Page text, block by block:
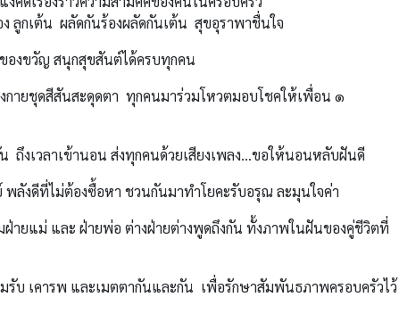
ลูกเต้น ผลัดกันร้องผลัดกันเต้น สุขอุราพาชื่นใจ
องขวัญ สนุกสุขสันต์ได้ครบทุกคน
ายชุดสีสันสะดุดตา ทุกคนมาร่วมโหวตมอบโชคให้เพื่อน ๑
ถึงเวลาเข้านอน ส่งทุกคนด้วยเสียงเพลง...ขอให้นอนหลับฝันดี
งดีที่ไม่ต้องซื้อหา ชวนกันมาทำโยคะรับอรุณ ละมุนใจค่า
ายแม่ และ ฝ่ายพ่อ ต่างฝ่ายต่างพูดถึงกัน ทั้งภาพในฝันของคู่ชีวิตที่
รับ เคารพ และเมตตากันและกัน เพื่อรักษาสัมพันธภาพครอบครัวไว้